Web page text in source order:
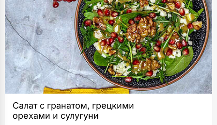
Салат с гранатом, грецкими
орехами и сулугуни